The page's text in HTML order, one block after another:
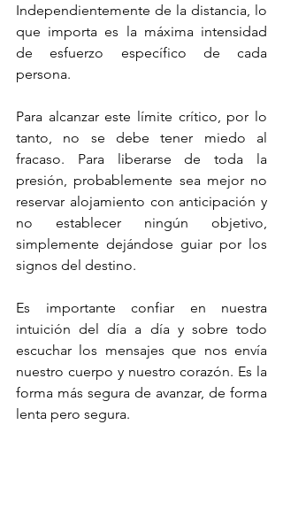
Independientemente de la distancia, lo
que importa es la máxima intensidad
de esfuerzo específico de cada
persona.
Para alcanzar este límite crítico, por lo
tanto, no se debe tener miedo al
fracaso. Para liberarse de toda la
presión, probablemente sea mejor no
reservar alojamiento con anticipación y
no establecer ningún objetivo,
simplemente dejándose guiar por los
signos del destino.
Es importante confiar en nuestra
intuición del día a día y sobre todo
escuchar los mensajes que nos envía
nuestro cuerpo y nuestro corazón. Es la
forma más segura de avanzar, de forma
lenta pero segura.